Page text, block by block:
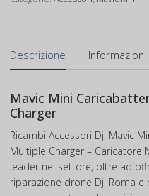
Descrizione Informazioni
Mavic Mini
Charger
Ricambi Accessori Dji Mavic
Multiple Charger – Caricatore
leader nel settore, oltre ad
riparazione drone Dji Roma